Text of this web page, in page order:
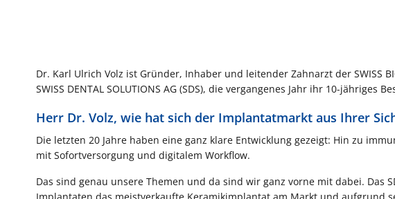
Dr. Karl Ulrich Volz ist Gründer, Inhaber und leitender Zahnarzt der SWISS
SWISS DENTAL SOLUTIONS AG (SDS), die vergangenes Jahr ihr 10-jähriges
Herr Dr. Volz, wie hat sich der Implantatmarkt aus Ihrer
Die letzten 20 Jahre haben eine ganz klare Entwicklung gezeigt: Hin zu
mit Sofortversorgung und digitalem Workflow.
Das sind genau unsere Themen und da sind wir ganz vorne mit dabei. Das